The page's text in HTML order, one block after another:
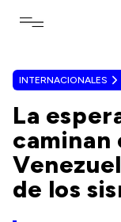
Toggle
INTERNACIONALES
La
caminan
de los